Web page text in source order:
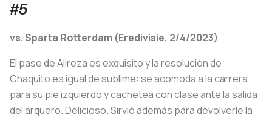
#5
vs. Sparta Rotterdam (Eredivisie, 2/4/2023)
El pase de Alireza es exquisito y la resolución de
Chaquito es igual de sublime: se acomoda a la carrera
para su pie izquierdo y cachetea con clase ante la salida
del arquero. Delicioso. Sirvió además para devolverle la